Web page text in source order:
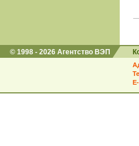
© 1998 - 2026 Агентство ВЭП